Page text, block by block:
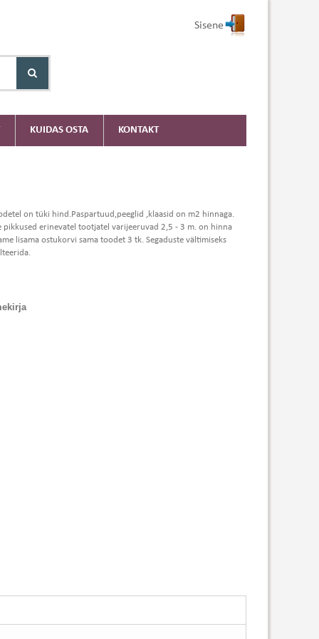
Sisene
KUIDAS OSTA KONTAKT
on tüki hind.Paspartuud,peeglid ,klaasid on m2 hinnaga.
erinevatel tootjatel varijeeruvad 2,5 - 3 m. on hinna
lisama ostukorvi sama toodet 3 tk. Segaduste vältimiseks